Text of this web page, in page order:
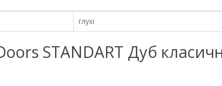
глухі
STANDART Дуб